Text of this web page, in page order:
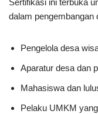
dalam pengembangan
Pengelola desa
Aparatur desa dan
Mahasiswa dan
Pelaku UMKM